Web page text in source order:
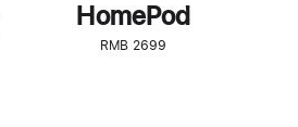
HomePod
RMB 2699